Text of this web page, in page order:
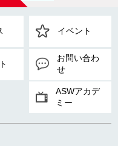
イベント
お問い合わ
せ
ASWアカデ
ミー